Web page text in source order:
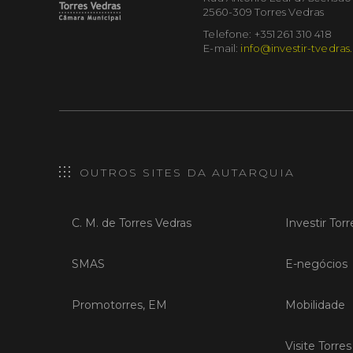
2560-309 Torres Vedras
Telefone: +351 261 310 418
E-mail: info@investir-
OUTROS SITES DA AUTARQUIA
C. M. de Torres Vedras
SMAS
Promotorres, EM
Investir
E-negócios
Mobilidade
Visite